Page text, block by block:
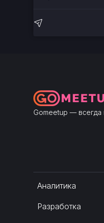
Gomeetup — всегда
Аналитика
Разработка